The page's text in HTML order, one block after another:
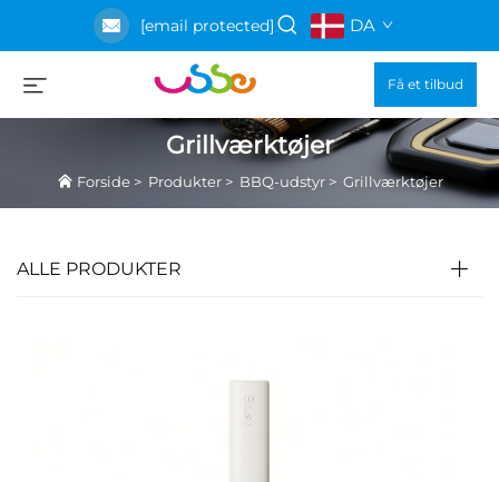
[email protected] DA
Få et tilbud
Grillværktøjer
Forside> Produkter> BBQ-udstyr> Grillværktøjer
ALLE PRODUKTER